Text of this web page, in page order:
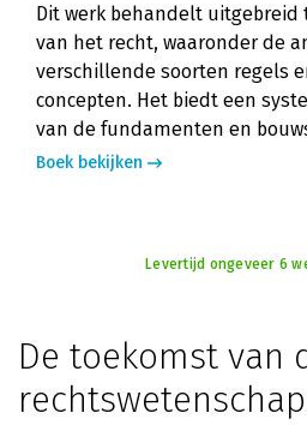
Dit werk behandelt uitgebreid
van het recht, waaronder de
verschillende soorten regels
concepten. Het biedt een
van de fundamenten en
Boek bekijken
Levertijd ongeveer 6
De toekomst van